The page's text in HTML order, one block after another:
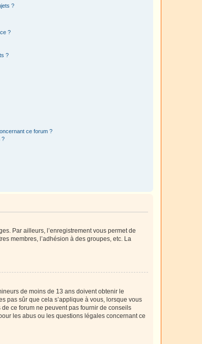
?
?
?
ce forum ?
?
Par ailleurs, l’enregistrement vous permet de
membres, l’adhésion à des groupes, etc. La
de moins de 13 ans doivent obtenir le
pas sûr que cela s’applique à vous, lorsque vous
ce forum ne peuvent pas fournir de conseils
les abus ou les questions légales concernant ce